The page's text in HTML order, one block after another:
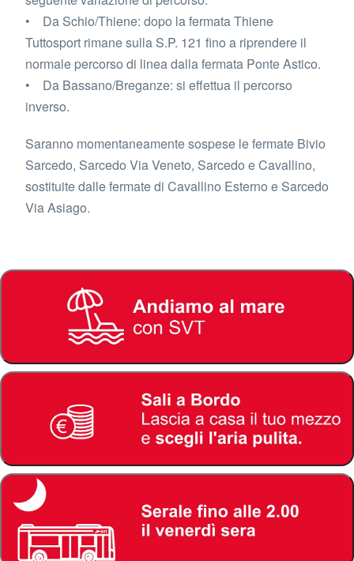
• Da Schio/Thiene: dopo la fermata Thiene
Tuttosport rimane sulla S.P. 121 fino a riprendere il
normale percorso di linea dalla fermata Ponte Astico.
• Da Bassano/Breganze: si effettua il percorso
inverso.
Saranno momentaneamente sospese le fermate Bivio
Sarcedo, Sarcedo Via Veneto, Sarcedo e Cavallino,
sostituite dalle fermate di Cavallino Esterno e Sarcedo
Via Asiago.